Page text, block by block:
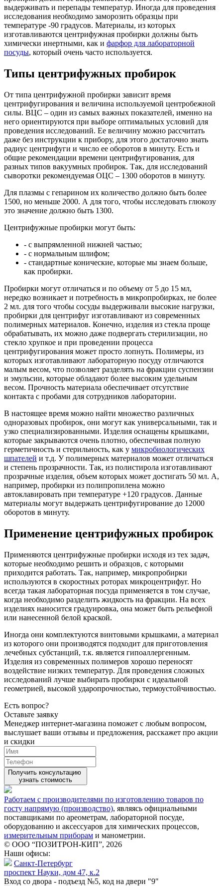
выдерживать и перепады температур. Иногда для проведения
исследования необходимо заморозить образцы при
температуре -90 градусов. Материалы, из которых
изготавливаются центрифужная пробирки должны быть
химически инертными, как и фарфор для лабораторной
посуды, который очень часто используется.
Типы центрифужных пробирок
От типа центрифужной пробирки зависит время
центрифугирования и величина используемой центробежной
силы. ВЦС – один из самых важных показателей, именно на
него ориентируются при выборе оптимальных условий для
проведения исследований. Ее величину можно рассчитать
даже без инструкции к прибору, для этого достаточно знать
радиус центрифуги и число ее оборотов в минуту. Есть и
общие рекомендации времени центрифугирования, для
разных типов вакуумных пробирок. Так, для исследований
сыворотки рекомендуемая ОЦС – 1300 оборотов в минуту.
Для плазмы с гепарином их количество должно быть более
1500, но меньше 2000. А для того, чтобы исследовать глюкозу
это значение должно быть 1300.
Центрифужные пробирки могут быть:
- с выпрямленной нижней частью;
- с нормальным шлифом;
- стандартные конические, которые мы знаем больше,
как пробирки.
Пробирки могут отличаться и по объему от 5 до 15 мл,
нередко возникает и потребность в микропробирках, не более
2 мл. для того чтобы сосуды выдерживали высокие нагрузки,
пробирки для центрифуг изготавливают из современных
полимерных материалов. Конечно, изделия из стекла проще
обрабатывать, их можно даже подвергать стерилизации, но
стекло хрупкое и при проведении процесса
центрифугирования может просто лопнуть. Полимеры, из
которых изготавливают лабораторную посуду отличаются
малым весом, что позволяет разделять на фракции суспензии
и эмульсии, которые обладают более высоким удельным
весом. Прочность материала обеспечивает отсутствие
контакта с пробами для сотрудников лаборатории.
В настоящее время можно найти множество различных
одноразовых пробирок, они могут как универсальными, так и
узко специализированными. Изделия оснащены крышками,
которые закрываются очень плотно, обеспечивая полную
герметичность и стерильность, как у микробиологических
шпателей и т.д. У полимерных материалов может отличаться
и степень прозрачности. Так, из полистирола изготавливают
прозрачные изделия, объем которых может достигать 50 мл. А,
например, пробирки из полипропилена можно
автоклавировать при температуре +120 градусов. Данные
материалы могут выдержать центрифугирование до 12000
оборотов в минуту.
Применение центрифужных пробирок
Применяются центрифужные пробирки исходя из тех задач,
которые необходимо решить и образцов, с которыми
приходится работать. Так, например, микропробирки
используются в скоростных роторах микроцентрифуг. Но
всегда такая лабораторная посуда применяется в том случае,
когда необходимо разделить жидкость на фракции. На всех
изделиях наносится градуировка, она может быть рельефной
или нанесенной белой краской.
Иногда они комплектуются винтовыми крышками, а материал
из которого они производятся подходит для приготовления
лечебных субстанций, т.к. является гипоаллергенным.
Изделия из современных полимеров хорошо переносят
воздействие низких температур. Для проведения сложных
исследований лучше выбирать пробирки с идеальной
геометрией, высокой ударопрочностью, термоустойчивостью.
Есть вопрос?
Оставьте заявку
Менеджер интернет-магазина поможет с любым вопросом,
выслушает ваши отзывы и предложения, расскажет про акции
и скидки
Получить консультацию
узнать стоимость
Работаем с производителями по изготовлению товаров по
госту напрямую (производство), являясь официальными
поставщиками по ареометрам, лабораторной посуде,
оборудованию и аксессуаров для химических процессов,
измерительным приборам и манометрии.
© ООО “ПОЗИТРОН-КИП”, 2026
Наши офисы:
Санкт-Петербург
проспект Науки, дом 47, к.2
Вход со двора - подъезд №5, код на двери "9"